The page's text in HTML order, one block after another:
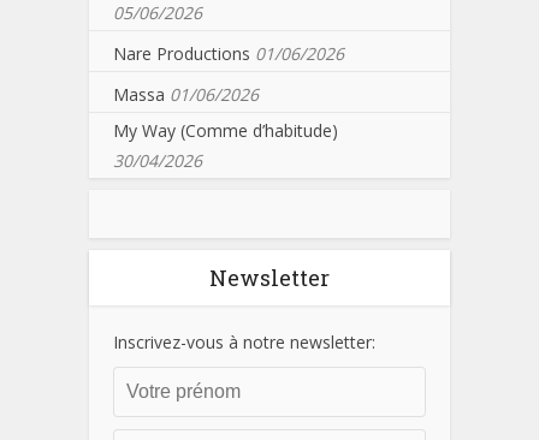
05/06/2026
Nare Productions 01/06/2026
Massa 01/06/2026
My Way (Comme d’habitude)
30/04/2026
Newsletter
Inscrivez-vous à notre newsletter: